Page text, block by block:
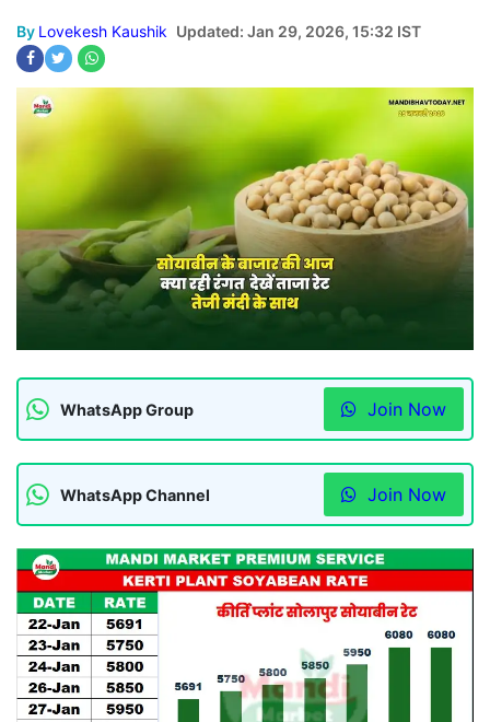
By Lovekesh Kaushik Updated: Jan 29, 2026, 15:32 IST
WhatsApp Group Join Now
WhatsApp Channel Join Now